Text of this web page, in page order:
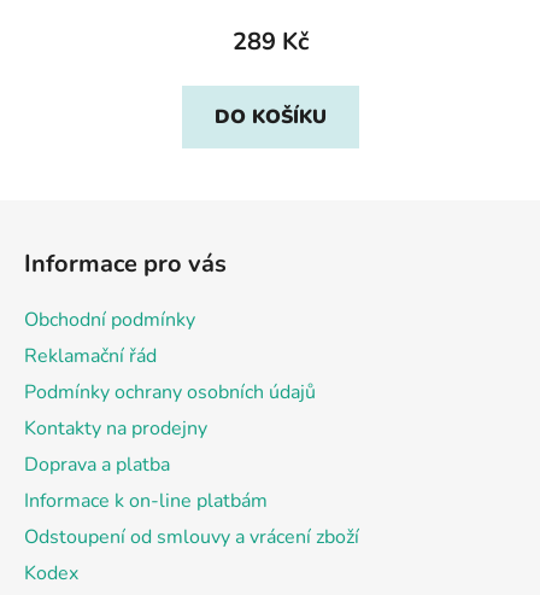
289 Kč
DO KOŠÍKU
Informace pro vás
Obchodní podmínky
Reklamační řád
Podmínky ochrany osobních údajů
Kontakty na prodejny
Doprava a platba
Informace k on-line platbám
Odstoupení od smlouvy a vrácení zboží
Kodex